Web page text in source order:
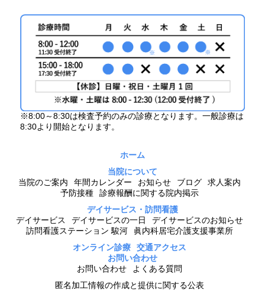
※8:00～8:30は検査予約のみの診療となります。一般診療は
8:30より開始となります。
ホーム
当院について
当院のご案内
年間カレンダー お知らせ ブログ
求人案内
予防接種
診療報酬に関する院内掲示
デイサービス・訪問看護
デイサービス
デイサービスの一日
デイサービスのお知らせ
訪問看護ステーション 駿河
眞内科居宅介護支援事業所
オンライン診療
交通アクセス
お問い合わせ
お問い合わせ
よくある質問
匿名加工情報の作成と提供に関する公表